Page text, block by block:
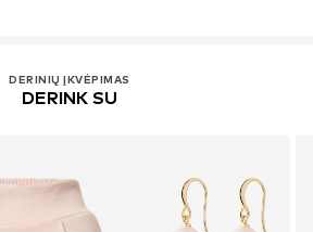
DERINIŲ ĮKVĖPIMAS
DERINK SU